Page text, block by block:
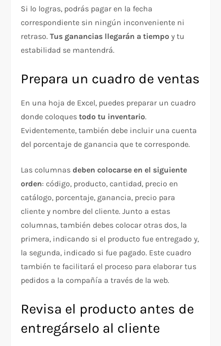
Si lo logras, podrás pagar en la fecha
correspondiente sin ningún inconveniente ni
retraso.Tus ganancias llegarán a tiempoy tu
estabilidad se mantendrá.
Prepara un cuadro de ventas
En una hoja de Excel, puedes preparar un cuadro
donde coloquestodo tu inventario.
Evidentemente, también debe incluir una cuenta
del porcentaje de ganancia que te corresponde.
Las columnasdeben colocarse en el siguiente
orden: código, producto, cantidad, precio en
catálogo, porcentaje, ganancia, precio para
cliente y nombre del cliente. Junto a estas
columnas, también debes colocar otras dos, la
primera, indicando si el producto fue entregado y,
la segunda, indicado si fue pagado. Este cuadro
también te facilitará el proceso para elaborar tus
pedidos a la compañía a través de la web.
Revisa el producto antes de
entregárselo al cliente